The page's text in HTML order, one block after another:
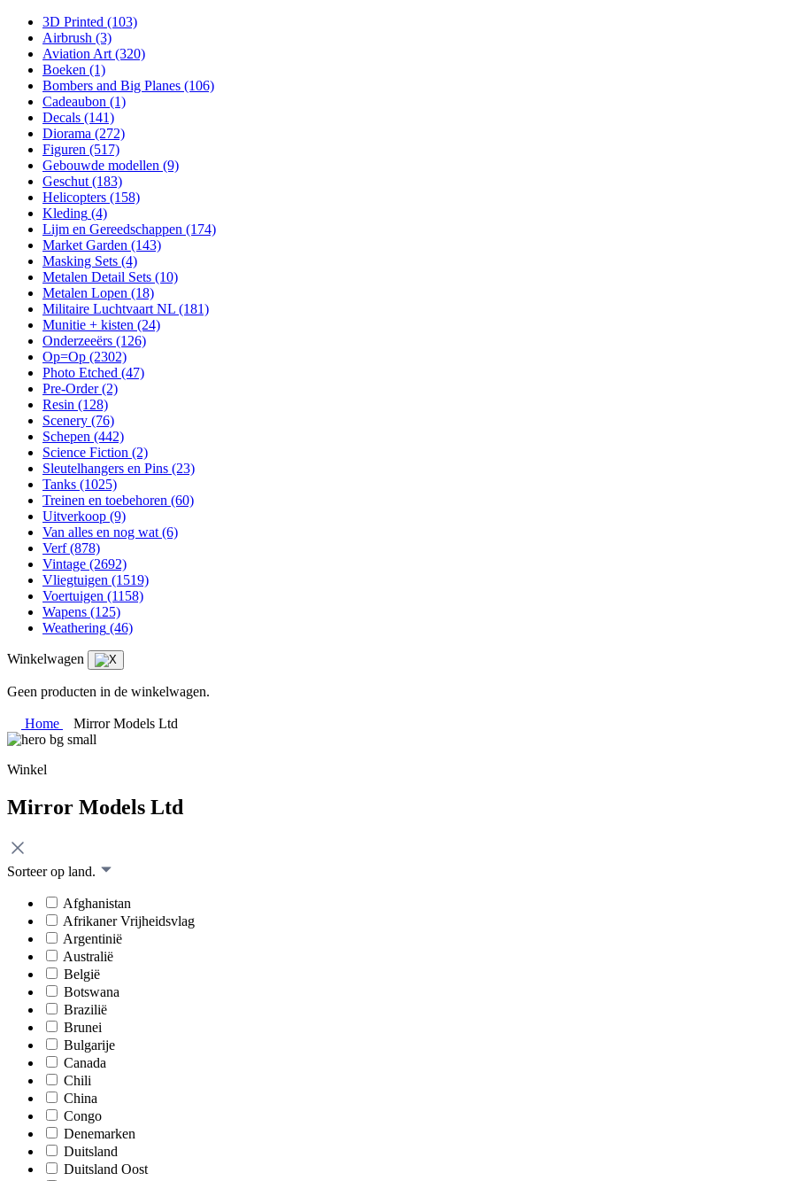
3D Printed (103)
Airbrush (3)
Aviation Art (320)
Boeken (1)
Bombers and Big Planes (106)
Cadeaubon (1)
Decals (141)
Diorama (272)
Figuren (517)
Gebouwde modellen (9)
Geschut (183)
Helicopters (158)
Kleding (4)
Lijm en Gereedschappen (174)
Market Garden (143)
Masking Sets (4)
Metalen Detail Sets (10)
Metalen Lopen (18)
Militaire Luchtvaart NL (181)
Munitie + kisten (24)
Onderzeeërs (126)
Op=Op (2302)
Photo Etched (47)
Pre-Order (2)
Resin (128)
Scenery (76)
Schepen (442)
Science Fiction (2)
Sleutelhangers en Pins (23)
Tanks (1025)
Treinen en toebehoren (60)
Uitverkoop (9)
Van alles en nog wat (6)
Verf (878)
Vintage (2692)
Vliegtuigen (1519)
Voertuigen (1158)
Wapens (125)
Weathering (46)
Winkelwagen
Geen producten in de winkelwagen.
Home Mirror Models Ltd
Winkel
Mirror Models Ltd
Sorteer op land.
Afghanistan
Afrikaner Vrijheidsvlag
Argentinië
Australië
België
Botswana
Brazilië
Brunei
Bulgarije
Canada
Chili
China
Congo
Denemarken
Duitsland
Duitsland Oost